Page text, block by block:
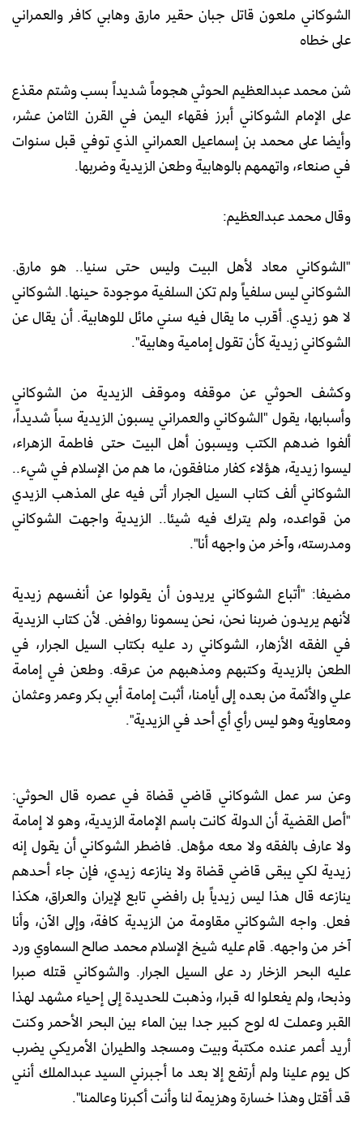
الشوكاني ملعون قاتل جبان حقير مارق وهابي كافر والعمراني
على خطاه
شن محمد عبدالعظيم الحوثي هجوماً شديداً بسب وشتم مقذع
على الإمام الشوكاني أبرز فقهاء اليمن في القرن الثامن عشر،
وأيضا على محمد بن إسماعيل العمراني الذي توفي قبل سنوات
في صنعاء، واتهمهم بالوهابية وطعن الزيدية وضربها.
وقال محمد عبدالعظيم:
"الشوكاني معاد لأهل البيت وليس حتى سنيا.. هو مارق.
الشوكاني ليس سلفياً ولم تكن السلفية موجودة حينها. الشوكاني
لا هو زيدي. أقرب ما يقال فيه سني مائل للوهابية. أن يقال عن
الشوكاني زيدية كأن تقول إمامية وهابية".
وكشف الحوثي عن موقفه وموقف الزيدية من الشوكاني
وأسبابها، يقول "الشوكاني والعمراني يسبون الزيدية سباً شديداً،
ألفوا ضدهم الكتب ويسبون أهل البيت حتى فاطمة الزهراء،
ليسوا زيدية، هؤلاء كفار منافقون، ما هم من الإسلام في شيء..
الشوكاني ألف كتاب السيل الجرار أتى فيه على المذهب الزيدي
من قواعده، ولم يترك فيه شيئا.. الزيدية واجهت الشوكاني
ومدرسته، وآخر من واجهه أنا".
مضيفا: "أتباع الشوكاني يريدون أن يقولوا عن أنفسهم زيدية
لأنهم يريدون ضربنا نحن، نحن يسمونا روافض. لأن كتاب الزيدية
في الفقه الأزهار، الشوكاني رد عليه بكتاب السيل الجرار، في
الطعن بالزيدية وكتبهم ومذهبهم من عرقه. وطعن في إمامة
علي والأئمة من بعده إلى أيامنا، أثبت إمامة أبي بكر وعمر وعثمان
ومعاوية وهو ليس رأي أي أحد في الزيدية".
وعن سر عمل الشوكاني قاضي قضاة في عصره قال الحوثي:
"أصل القضية أن الدولة كانت باسم الإمامة الزيدية، وهو لا إمامة
ولا عارف بالفقه ولا معه مؤهل. فاضطر الشوكاني أن يقول إنه
زيدية لكي يبقى قاضي قضاة ولا ينازعه زيدي، فإن جاء أحدهم
ينازعه قال هذا ليس زيدياً بل رافضي تابع لإيران والعراق، هكذا
فعل. واجه الشوكاني مقاومة من الزيدية كافة، وإلى الآن، وأنا
آخر من واجهه. قام عليه شيخ الإسلام محمد صالح السماوي ورد
عليه البحر الزخار رد على السيل الجرار. والشوكاني قتله صبرا
وذبحا، ولم يفعلوا له قبرا، وذهبت للحديدة إلى إحياء مشهد لهذا
القبر وعملت له لوح كبير جدا بين الماء بين البحر الأحمر وكنت
أريد أعمر عنده مكتبة وبيت ومسجد والطيران الأمريكي يضرب
كل يوم علينا ولم أرتفع إلا بعد ما أجبرني السيد عبدالملك أنني
قد أقتل وهذا خسارة وهزيمة لنا وأنت أكبرنا وعالمنا".